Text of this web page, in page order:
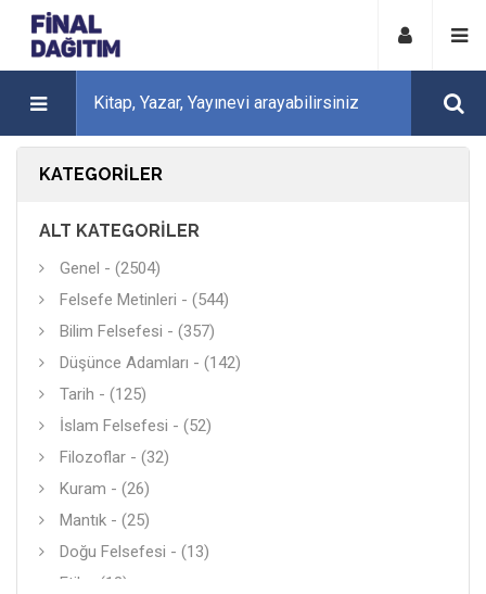
KATEGORILER
ALT KATEGORILER
Genel - (2504)
Felsefe Metinleri - (544)
Bilim Felsefesi - (357)
Düşünce Adamları - (142)
Tarih - (125)
İslam Felsefesi - (52)
Filozoflar - (32)
Kuram - (26)
Mantık - (25)
Doğu Felsefesi - (13)
Etik - (13)